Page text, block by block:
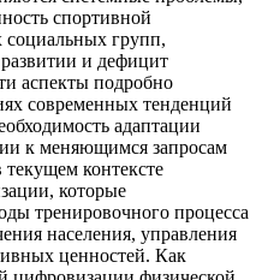
спортивной
социальных групп,
и дефицит
аспекты подробно
современных тенденций
адаптации
к меняющимся запросам
контексте
которые
тренировочного процесса
населения, управления
ценностей. Как